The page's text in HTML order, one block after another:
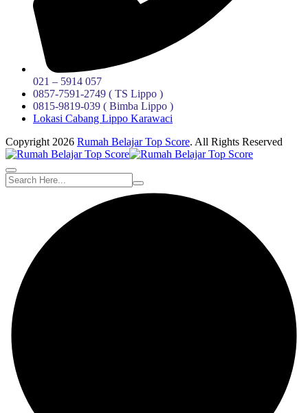
021 – 5914 057
0857-7591-2749 ( TS Lippo )
0815-9819-039 ( Bimba Lippo )
Lokasi Cabang Lippo Karawaci
Copyright 2026 Rumah Belajar Top Score. All Rights Reserved